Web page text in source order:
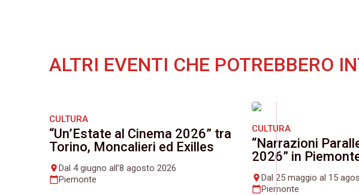
ALTRI EVENTI CHE POTREBBERO
CULTURA
“Un’Estate al Cinema 2026” tra
Torino, Moncalieri ed Exilles
placeDal 4 giugno all’8 agosto 2026
calendar_todayPiemonte
CULTURA
“Narrazioni
2026” in
placeDal 25 maggio al 15
calendar_todayPiemonte